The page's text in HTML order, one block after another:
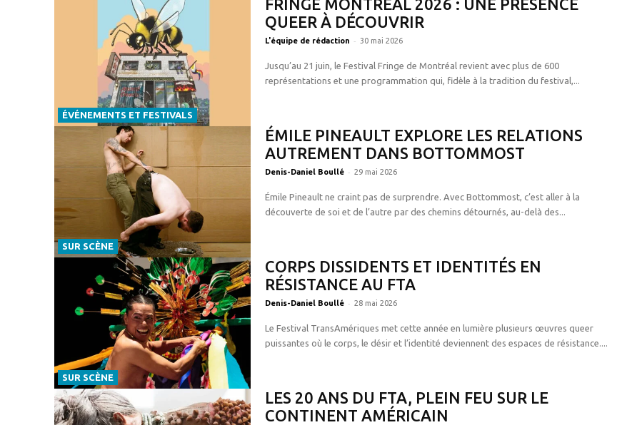
ÉVÉNEMENTS ET FESTIVALS
FRINGE MONTRÉAL 2026 : UNE PRÉSENCE
QUEER À DÉCOUVRIR
L'équipe de rédaction - 30 mai 2026
Jusqu’au 21 juin, le Festival Fringe de Montréal revient avec plus de 600
représentations et une programmation qui, fidèle à la tradition du festival,...
SUR SCÈNE
ÉMILE PINEAULT EXPLORE LES RELATIONS
AUTREMENT DANS BOTTOMMOST
Denis-Daniel Boullé - 29 mai 2026
Émile Pineault ne craint pas de surprendre. Avec Bottommost, c’est aller à la
découverte de soi et de l’autre par des chemins détournés, au-delà des...
SUR SCÈNE
CORPS DISSIDENTS ET IDENTITÉS EN
RÉSISTANCE AU FTA
Denis-Daniel Boullé - 28 mai 2026
Le Festival TransAmériques met cette année en lumière plusieurs œuvres queer
puissantes où le corps, le désir et l’identité deviennent des espaces de résistance....
LES 20 ANS DU FTA, PLEIN FEU SUR LE
CONTINENT AMÉRICAIN